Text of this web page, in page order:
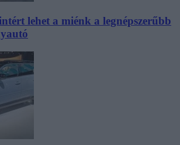
lehet a miénk a legnépszerűbb